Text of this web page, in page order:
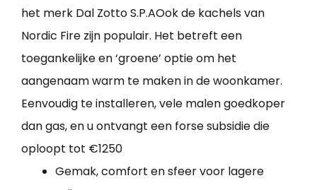
het merk Dal Zotto S.P.AOok de kachels van
Nordic Fire zijn populair. Het betreft een
toegankelijke en ‘groene’ optie om het
aangenaam warm te maken in de woonkamer.
Eenvoudig te installeren, vele malen goedkoper
dan gas, en u ontvangt een forse subsidie die
oploopt tot €1250
Gemak, comfort en sfeer voor lagere